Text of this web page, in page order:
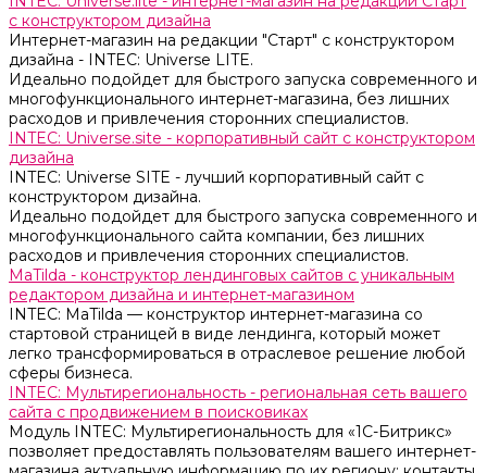
с конструктором дизайна
Интернет-магазин на редакции "Старт" с конструктором
дизайна - INTEC: Universe LITE.
Идеально подойдет для быстрого запуска современного и
многофункционального интернет-магазина, без лишних
расходов и привлечения сторонних специалистов.
INTEC: Universe.site - корпоративный сайт с конструктором
дизайна
INTEC: Universe SITE - лучший корпоративный сайт с
конструктором дизайна.
Идеально подойдет для быстрого запуска современного и
многофункционального сайта компании, без лишних
расходов и привлечения сторонних специалистов.
MaTilda - конструктор лендинговых сайтов с уникальным
редактором дизайна и интернет-магазином
INTEC: MaTilda — конструктор интернет-магазина со
стартовой страницей в виде лендинга, который может
легко трансформироваться в отраслевое решение любой
сферы бизнеса.
INTEC: Мультирегиональность - региональная сеть вашего
сайта с продвижением в поисковиках
Модуль INTEC: Мультирегиональность для «1С-Битрикс»
позволяет предоставлять пользователям вашего интернет-